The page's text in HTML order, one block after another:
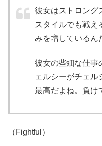
彼女はストロング
スタイルでも戦え
みを増しているん
彼女の些細な仕事
ェルシーがチェル
最高だよね。負け
（Fightful）